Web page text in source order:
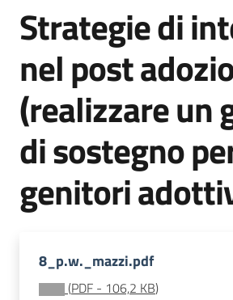
estivi
e
soggiorni
socioeducativi
Formazione
e
ricerca
Menu selezionato
Nidi
Strategie di
nel post
(realizzare un
di sostegno
genitori
8_p.w._mazzi.pdf
(PDF - 106,2 KB)